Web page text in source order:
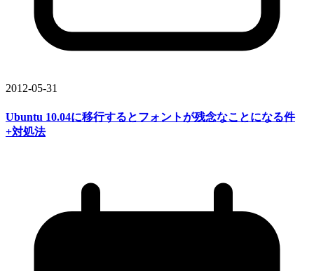
2012-05-31
Ubuntu 10.04に移行するとフォントが残念なことになる件
+対処法